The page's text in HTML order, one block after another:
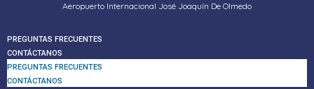
Aeropuerto Internacional José Joaquín De Olmedo
PREGUNTAS FRECUENTES
CONTÁCTANOS
PREGUNTAS FRECUENTES
CONTÁCTANOS